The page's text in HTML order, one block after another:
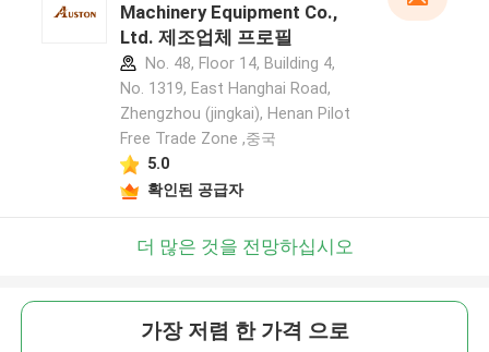
Machinery Equipment Co.,
Ltd. 제조업체 프로필
No. 48, Floor 14, Building 4,
No. 1319, East Hanghai Road,
Zhengzhou (jingkai), Henan Pilot
Free Trade Zone ,중국
5.0
확인된 공급자
더 많은 것을 전망하십시오
가장 저렴 한 가격 으로